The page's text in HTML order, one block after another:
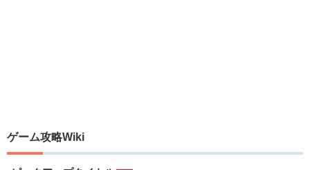
ゲーム攻略Wiki